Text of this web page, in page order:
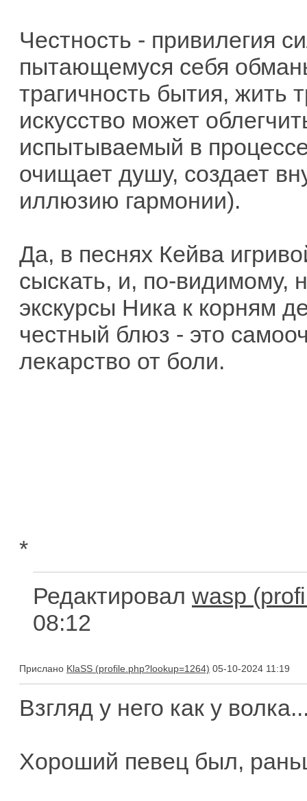
Честность - привилегия
пытающемуся себя
трагичность бытия, жить
искусство может
испытываемый в
очищает душу, создает
иллюзию гармонии).
Да, в песнях Кейва
сыскать, и, по-видимому,
экскурсы Ника к корням
честный блюз - это
лекарство от боли.
*
Редактировал wasp
08:12
Прислано KlaSS 05-10-2024 11:19
Взгляд у него как у
Хороший певец был,